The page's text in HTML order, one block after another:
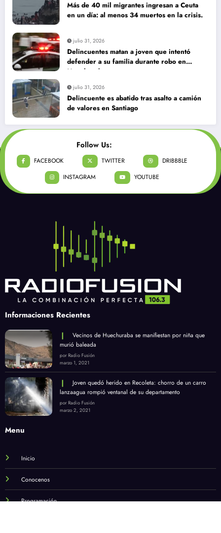
Más de 40 mil migrantes ingresan a Ceuta
en un día: al menos 34 muertos en la crisis.
julio 31, 2026
Delincuentes matan a joven que intentó
defender a su familia durante robo en
Huechuraba
julio 31, 2026
Delincuente es abatido tras asalto a camión
de valores en Santiago
Follow Us:
FACEBOOK TWITTER
DRIBBBLE
INSTAGRAM
YOUTUBE
Informaciones Recientes
Vecinos de Huechuraba se manifiestan por niña que
murió baleada
por Radio Fusión
marzo 1, 2021
Joven quedó herido en Recoleta: chorro de un carro
lanzaagua rompió ventanal de su departamento
por Radio Fusión
marzo 2, 2021
Menu
Inicio
Conocenos
Programación